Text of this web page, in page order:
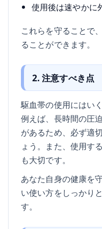
使用後は速やかに
これらを守ることで
ることができます。
2. 注意すべき点
駆血帯の使用にはい
例えば、長時間の圧
があるため、必ず適
ょう。また、使用す
も大切です。
あなた自身の健康を
い使い方をしっかり
す。